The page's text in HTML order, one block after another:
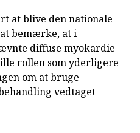
at blive den nationale
bemærke, at i
diffuse myokardie
rollen som yderligere
om at bruge
vedtaget